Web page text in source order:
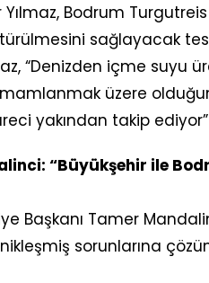
Yılmaz, Bodrum
sağlayacak
“Denizden içme suyu
üzere
yakından takip
“Büyükşehir ile
Başkanı Tamer
sorunlarına